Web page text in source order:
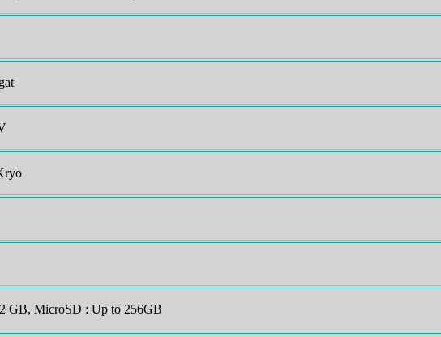
GB, MicroSD : Up to 256GB